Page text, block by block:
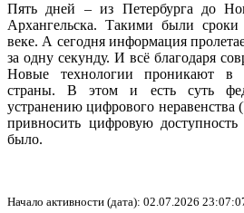
Пять дней – из Петербурга до
Архангельска. Такими были
веке. А сегодня информация
за одну секунду. И всё благодаря
Новые технологии проникают в
страны. В этом и есть суть
устранению цифрового
привносить цифровую
было.
Начало активности (дата): 02.07.2026